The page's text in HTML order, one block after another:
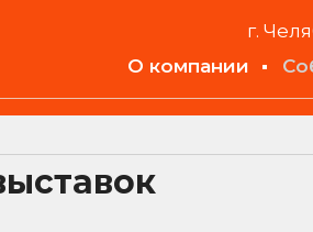
г.
О компании